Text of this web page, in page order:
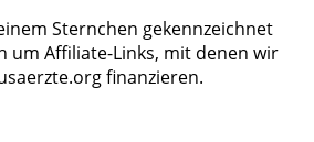
Sternchen gekennzeichnet
um Affiliate-Links, mit denen wir
finanzieren.